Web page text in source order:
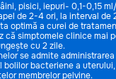
pisici, iepuri- 0,1-0,15
de 2-4 ori, la interval de
optimă a curei de
că simptomele clinice mai
cu 2 zile.
se admite
bolilor bacteriene a
membrelor pelvine.